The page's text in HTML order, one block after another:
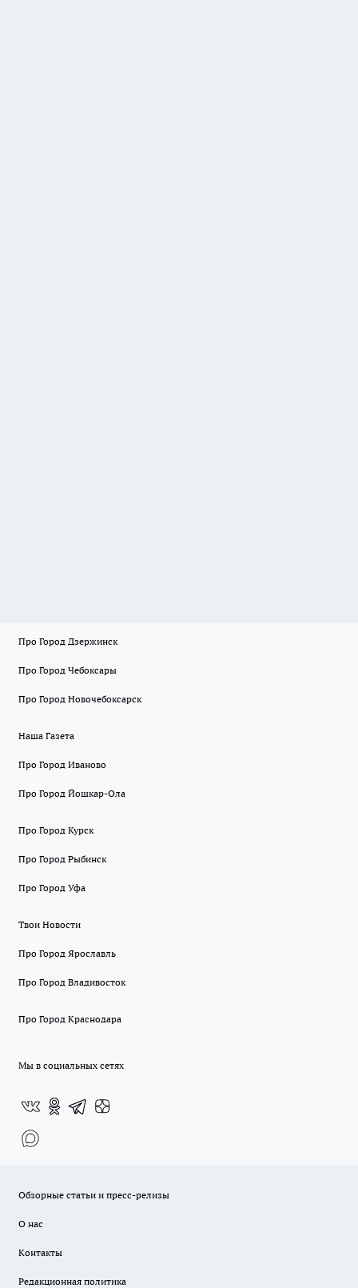
Про Город Дзержинск
Про Город Чебоксары
Про Город Новочебоксарск
Наша Газета
Про Город Иваново
Про Город Йошкар-Ола
Про Город Курск
Про Город Рыбинск
Про Город Уфа
Твои Новости
Про Город Ярославль
Про Город Владивосток
Про Город Краснодара
Мы в социальных сетях
Обзорные статьи и пресс-релизы
О нас
Контакты
Редакционная политика